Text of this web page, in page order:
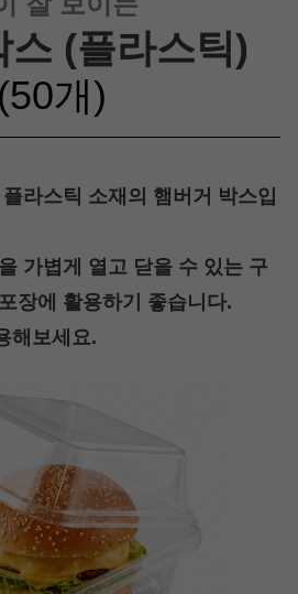
스 (플라스틱)
(50개)
라스틱 소재의 햄버거 박스입
가볍게 열고 닫을 수 있는 구
장에 활용하기 좋습니다.
해보세요.